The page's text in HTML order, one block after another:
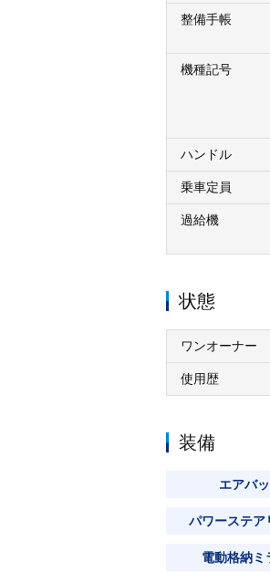
整備手帳
機種記号
ハンドル
乗車定員
過給機
状態
ワンオーナー
使用歴
装備
エアバ
パワーステア
電動格納ミ